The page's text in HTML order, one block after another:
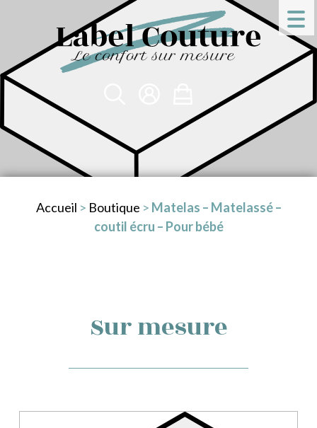
Accueil > Boutique > Matelas – Matelassé –
coutil écru – Pour bébé
Sur mesure